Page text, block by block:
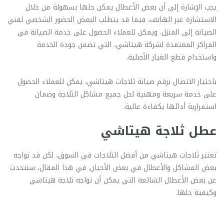
يجب الإشارة إلى أن بعض الأعطال يمكن حلها بسهولة من خلال
الاستشارة عبر الهاتف، فيما قد يتطلب البعض الحضور الشخصي لفني
الصيانة إلى المنزل. ويمكن للعملاء الحصول على خدمة الصيانة في
المراكز المعتمدة لشركة هيتاشي، التي تضمن جودة الخدمة
واستخدام قطع الغيار الأصلية.
باختيار الاتصال برقم صيانة ثلاجات هيتاشي، يمكن للعملاء الحصول
على خدمة سريعة ومهنية لحل جميع مشاكل الثلاجة وضمان
استمرارية أدائها بكفاءة عالية.
عطل ثلاجة هيتاشي
تعتبر ثلاجات هيتاشي من أفضل الثلاجات في السوق، لكن قد تواجه
بعض المشاكل والأعطال في بعض الأحيان. في هذا المقال، سنتحدث
عن بعض الأعطال الشائعة التي يمكن أن تواجه ثلاجة هيتاشي
وكيفية حلها.